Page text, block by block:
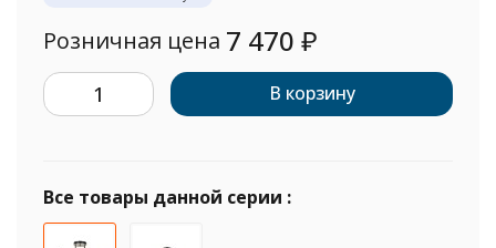
Розничная цена 7 470 ₽
В корзину
Все товары данной серии :